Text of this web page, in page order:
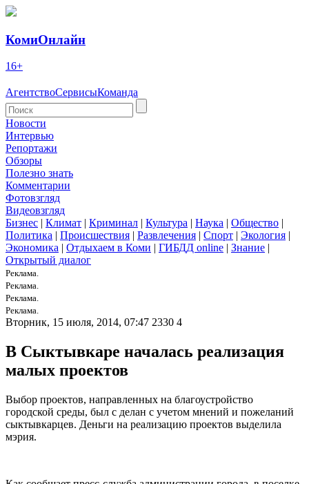
КомиОнлайн
16+
АгентствоСервисыКоманда
Новости
Интервью
Репортажи
Обзоры
Полезно знать
Комментарии
Фотовзгляд
Видеовзгляд
Бизнес | Климат | Криминал | Культура | Наука | Общество |
Политика | Происшествия | Развлечения | Спорт | Экология |
Экономика | Отдыхаем в Коми | ГИБДД online | Знание |
Открытый диалог
Реклама.
Реклама.
Реклама.
Реклама.
Вторник, 15 июля, 2014, 07:47 2330 4
В Сыктывкаре началась реализация
малых проектов
Выбор проектов, направленных на благоустройство
городской среды, был с делан с учетом мнений и пожеланий
сыктывкарцев. Деньги на реализацию проектов выделила
мэрия.